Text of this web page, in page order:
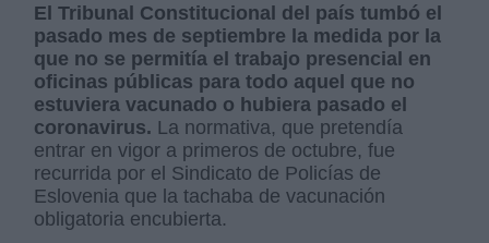
El Tribunal Constitucional del país tumbó el
pasado mes de septiembre la medida por la
que no se permitía el trabajo presencial en
oficinas públicas para todo aquel que no
estuviera vacunado o hubiera pasado el
coronavirus. La normativa, que pretendía
entrar en vigor a primeros de octubre, fue
recurrida por el Sindicato de Policías de
Eslovenia que la tachaba de vacunación
obligatoria encubierta.